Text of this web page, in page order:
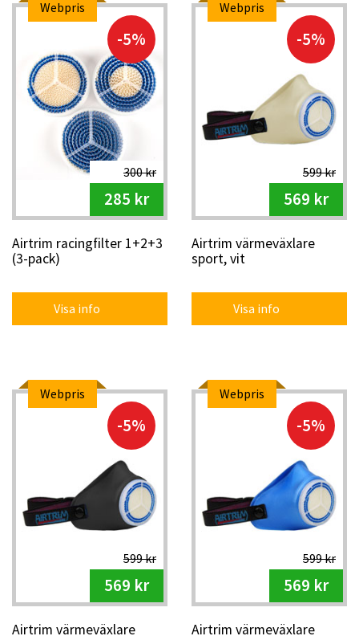
Webpris
-5%
300 kr
285 kr
Airtrim racingfilter 1+2+3
(3-pack)
Visa info
Webpris
-5%
599 kr
569 kr
Airtrim värmeväxlare
sport, vit
Visa info
Webpris
-5%
599 kr
569 kr
Airtrim värmeväxlare
Webpris
-5%
599 kr
569 kr
Airtrim värmeväxlare